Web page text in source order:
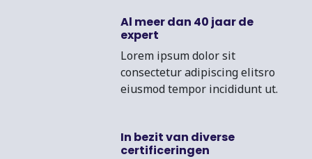
Al meer dan 40 jaar de
expert
Lorem ipsum dolor sit
consectetur adipiscing elitsro
eiusmod tempor incididunt ut.
In bezit van diverse
certificeringen